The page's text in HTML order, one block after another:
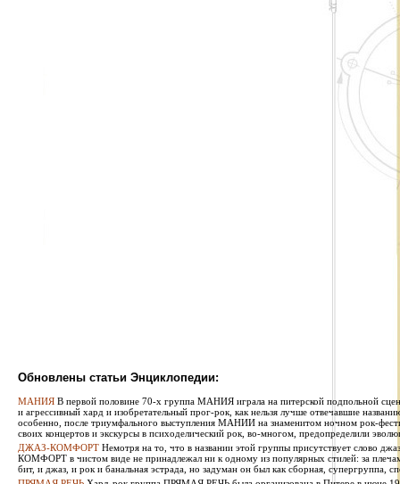
Обновлены статьи Энциклопедии:
МАНИЯ В первой половине 70-х группа МАНИЯ играла на питерской подпольной
и агрессивный хард и изобретательный прог-рок, как нельзя лучше отвечавшие
особенно, после триумфального выступления МАНИИ на знаменитом ночном рок-
своих концертов и экскурсы в психоделический рок, во-многом, предопределили
ДЖАЗ-КОМФОРТ Немотря на то, что в названии этой группы присутствует слово
КОМФОРТ в чистом виде не принадлежал ни к одному из популярных стилей: за
бит, и джаз, и рок и банальная эстрада, но задуман он был как сборная, супергруппа,